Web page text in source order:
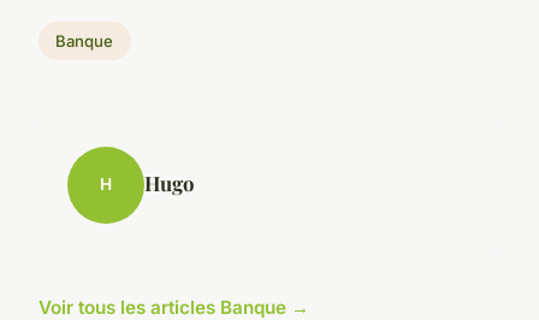
Banque
H Hugo
Voir tous les articles Banque →